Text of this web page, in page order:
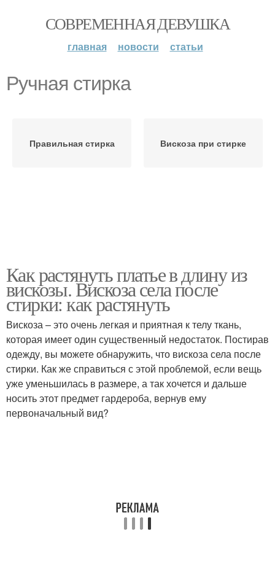
СОВРЕМЕННАЯ ДЕВУШКА
главная новости статьи
Ручная стирка
Правильная стирка Вискоза при стирке
Как растянуть платье в длину из
вискозы. Вискоза села после
стирки: как растянуть
Вискоза – это очень легкая и приятная к телу ткань,
которая имеет один существенный недостаток. Постирав
одежду, вы можете обнаружить, что вискоза села после
стирки. Как же справиться с этой проблемой, если вещь
уже уменьшилась в размере, а так хочется и дальше
носить этот предмет гардероба, вернув ему
первоначальный вид?